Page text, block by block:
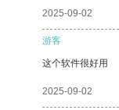
2025-09-02
游客
这个软件很好用
2025-09-02